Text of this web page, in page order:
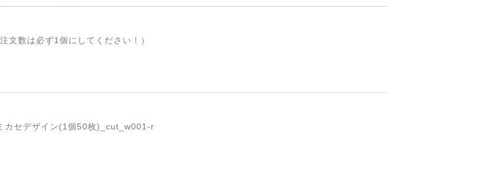
文数は必ず1個にしてください！）
カセデザイン(1個50枚)_cut_w001-r